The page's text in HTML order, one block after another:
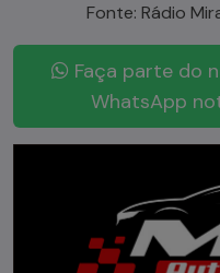
Fonte: Rádio
Faça parte do
WhatsApp